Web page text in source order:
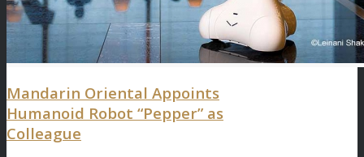
Mandarin Oriental Appoints
Humanoid Robot “Pepper” as
Colleague